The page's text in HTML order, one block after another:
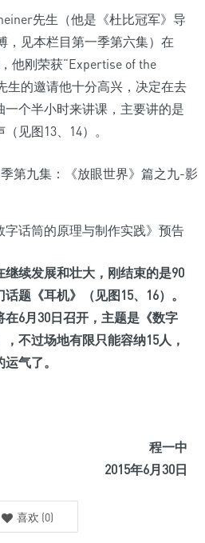
先生（他是《杜比冠军》导
，见本栏目第一季第六集）在
他刚荣获“Expertise of the
生的邀请他十分高兴，决定在去
个半小时来讲课，主要讲的是
见图13、14）。
字话筒的原理与制作实践》预告
继续发展和壮大，刚结束的是90
题《耳机》（见图15、16）。
6月30日召开，主题是《数字
不过场地有限只能容纳15人，
气了。
程一中
2015年6月30日
喜欢 (0)